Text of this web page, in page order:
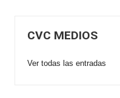
CVC MEDIOS
Ver todas las entradas